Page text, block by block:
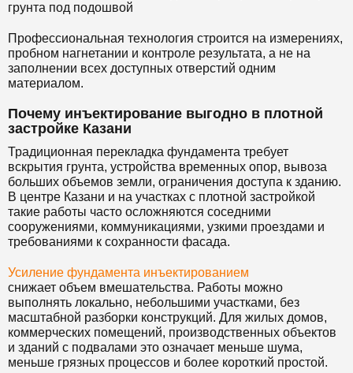
грунта под подошвой
Профессиональная технология строится на измерениях,
пробном нагнетании и контроле результата, а не на
заполнении всех доступных отверстий одним
материалом.
Почему инъектирование выгодно в плотной
застройке Казани
Традиционная перекладка фундамента требует
вскрытия грунта, устройства временных опор, вывоза
больших объемов земли, ограничения доступа к зданию.
В центре Казани и на участках с плотной застройкой
такие работы часто осложняются соседними
сооружениями, коммуникациями, узкими проездами и
требованиями к сохранности фасада.
Усиление фундамента инъектированием
снижает объем вмешательства. Работы можно
выполнять локально, небольшими участками, без
масштабной разборки конструкций. Для жилых домов,
коммерческих помещений, производственных объектов
и зданий с подвалами это означает меньше шума,
меньше грязных процессов и более короткий простой.